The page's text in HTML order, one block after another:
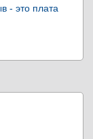
- это плата